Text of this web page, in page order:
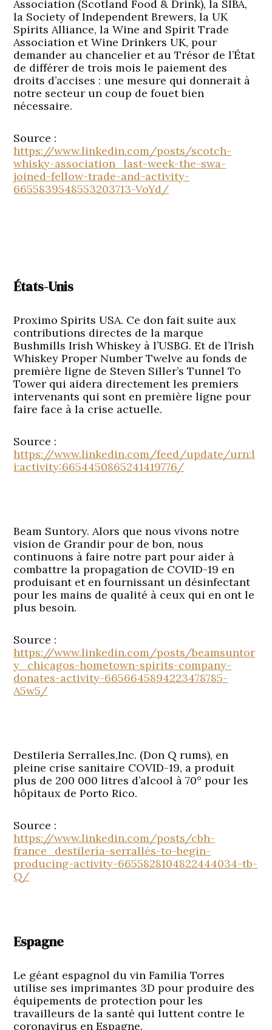
Association (Scotland Food & Drink), la SIBA,
la Society of Independent Brewers, la UK
Spirits Alliance, la Wine and Spirit Trade
Association et Wine Drinkers UK, pour
demander au chancelier et au Trésor de l’État
de différer de trois mois le paiement des
droits d’accises : une mesure qui donnerait à
notre secteur un coup de fouet bien
nécessaire.
Source :
https://www.linkedin.com/posts/scotch-
whisky-association_last-week-the-swa-
joined-fellow-trade-and-activity-
6655839548553203713-VoYd/
États-Unis
Proximo Spirits USA. Ce don fait suite aux
contributions directes de la marque
Bushmills Irish Whiskey à l’USBG. Et de l’Irish
Whiskey Proper Number Twelve au fonds de
première ligne de Steven Siller’s Tunnel To
Tower qui aidera directement les premiers
intervenants qui sont en première ligne pour
faire face à la crise actuelle.
Source :
https://www.linkedin.com/feed/update/urn:l
i:activity:6654450865241419776/
Beam Suntory. Alors que nous vivons notre
vision de Grandir pour de bon, nous
continuons à faire notre part pour aider à
combattre la propagation de COVID-19 en
produisant et en fournissant un désinfectant
pour les mains de qualité à ceux qui en ont le
plus besoin.
Source :
https://www.linkedin.com/posts/beamsuntor
y_chicagos-hometown-spirits-company-
donates-activity-6656645894223478785-
A5w5/
Destileria Serralles,Inc. (Don Q rums), en
pleine crise sanitaire COVID-19, a produit
plus de 200 000 litres d’alcool à 70° pour les
hôpitaux de Porto Rico.
Source :
https://www.linkedin.com/posts/cbh-
france_destilería-serrallés-to-begin-
producing-activity-6655828104822444034-tb-
Q/
Espagne
Le géant espagnol du vin Familia Torres
utilise ses imprimantes 3D pour produire des
équipements de protection pour les
travailleurs de la santé qui luttent contre le
coronavirus en Espagne.